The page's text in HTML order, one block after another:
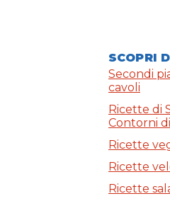
SCOPRI
Secondi
cavoli
Ricette di
Contorni
Ricette
Ricette
Ricette